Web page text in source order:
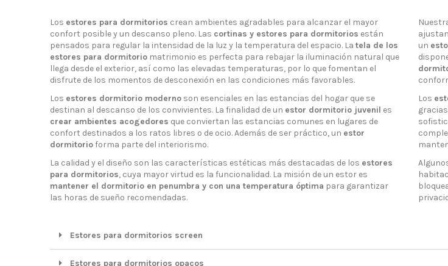
Los estores para dormitorios crean ambientes agradables para alcanzar el mayor
confort posible y un descanso pleno. Las cortinas y estores para dormitorios están
pensados para regular la intensidad de la luz y la temperatura del espacio. La tela de los
estores para dormitorio matrimonio es perfecta para rebajar la iluminación natural que
llega desde el exterior, así como las elevadas temperaturas, por lo que fomentan el
disfrute de los momentos de desconexión en las condiciones más favorables.
Los estores dormitorio moderno son esenciales en las estancias del hogar que se
destinan al descanso de los convivientes. La finalidad de un estor dormitorio juvenil es
crear ambientes acogedores que conviertan las estancias comunes en lugares de
confort destinados a los ratos libres o de ocio. Además de ser práctico, un estor
dormitorioforma parte del interiorismo.
La calidad y el diseño son las características estéticas más destacadas de los estores
para dormitorios, cuya mayor virtud es la funcionalidad. La misión de un estor es
mantener el dormitorio en penumbra y con una temperatura óptima para garantizar
las horas de sueño recomendadas.
un
Los
Estores para dormitorios screen
Estores para dormitorios opacos